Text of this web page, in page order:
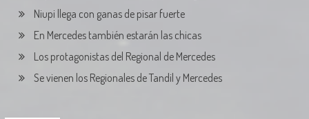
Niupi llega con ganas de pisar fuerte
En Mercedes también estarán las chicas
Los protagonistas del Regional de Mercedes
Se vienen los Regionales de Tandil y Mercedes